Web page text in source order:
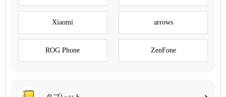
Xiaomi arrows
ROG Phone ZenFone